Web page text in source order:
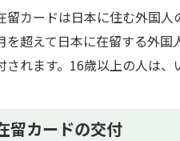
留カードは日本に住む外国人
を超えて日本に在留する外国
されます。16歳以上の人は、
留カードの交付